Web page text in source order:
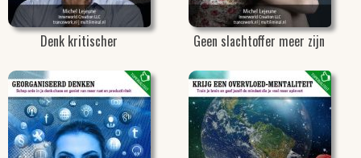
Denk kritischer Geen slachtoffer meer zijn